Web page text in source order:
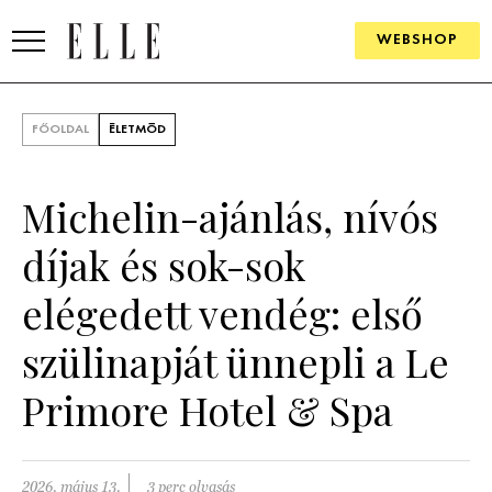
WEBSHOP
GOURMET AWARDS
SZÉPSÉG
KULTÚRA
PSZICHÉ
ÉLETMÓD
PÁRKAPCSOLAT
FŐOLDAL ÉLETMÓD
Michelin-ajánlás, nívós
díjak és sok-sok
elégedett vendég: első
szülinapját ünnepli a Le
Primore Hotel & Spa
2026. május 13. 3 perc olvasás